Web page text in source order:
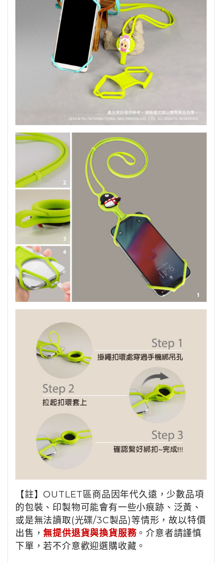
【註】OUTLET區商品因年代久遠，少數品項
的包裝、印製物可能會有一些小痕跡、泛黃、
或是無法讀取(光碟/3C製品)等情形，故以特價
出售，無提供退貨與換貨服務。介意者請謹慎
下單，若不介意歡迎選購收藏。